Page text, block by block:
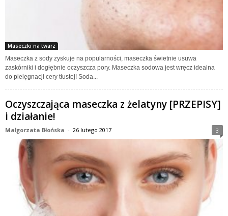
Maseczki na twarz
Maseczka z sody zyskuje na popularności, maseczka świetnie usuwa
zaskórniki i dogłębnie oczyszcza pory. Maseczka sodowa jest wręcz idealna
do pielęgnacji cery tłustej! Soda...
Oczyszczająca maseczka z żelatyny [PRZEPISY]
i działanie!
Małgorzata Błońska - 26 lutego 2017 3